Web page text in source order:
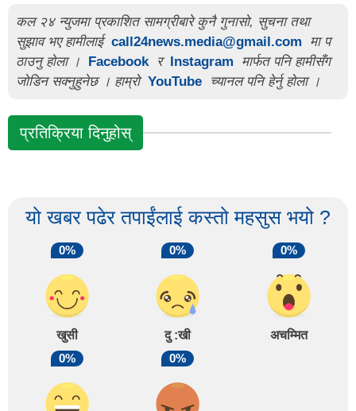
कल २४ न्युजमा प्रकाशित सामग्रीबारे कुनै गुनासो, सुचना तथा
सुझाव भए हामीलाई call24news.media@gmail.com
मा प
ठाउनु होला ।
Facebook र Instagram
मार्फत पनि हामीसँग
जोडिन सक्नुहुनेछ । हाम्रो YouTube च्यानल पनि हेर्नु होला ।
प्रतिक्रिया दिनुहोस्
यो खबर पढेर तपाईंलाई कस्तो महसुस भयो ?
0%
खुसी
0%
दु :खी
0%
अचम्मित
0%
0%